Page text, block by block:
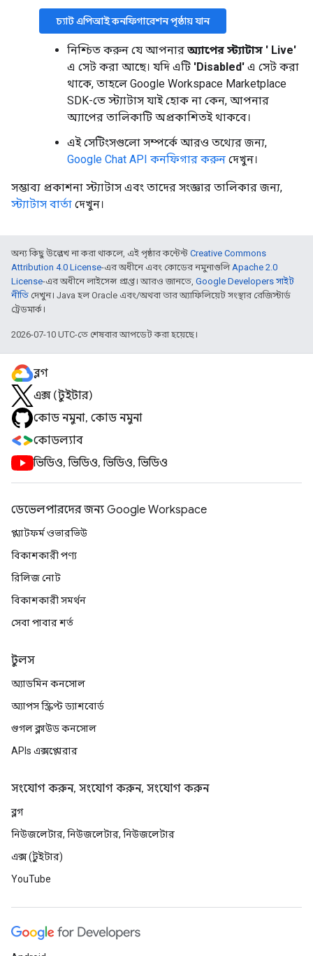
চ্যাট এপিআই কনফিগারেশন পৃষ্ঠায় যান
নিশ্চিত করুন যে আপনার অ্যাপের স্ট্যাটাস ' Live'
এ সেট করা আছে। যদি এটি 'Disabled' এ সেট করা
থাকে, তাহলে Google Workspace Marketplace
SDK-তে স্ট্যাটাস যাই হোক না কেন, আপনার
অ্যাপের তালিকাটি অপ্রকাশিতই থাকবে।
এই সেটিংসগুলো সম্পর্কে আরও তথ্যের জন্য,
Google Chat API কনফিগার করুন দেখুন।
সম্ভাব্য প্রকাশনা স্ট্যাটাস এবং তাদের সংজ্ঞার তালিকার জন্য,
স্ট্যাটাস বার্তা দেখুন।
অন্য কিছু উল্লেখ না করা থাকলে, এই পৃষ্ঠার কন্টেন্ট Creative Commons
Attribution 4.0 License-এর অধীনে এবং কোডের নমুনাগুলিApache 2.0
License-এর অধীনে লাইসেন্স প্রাপ্ত। আরও জানতে, Google Developers সাইট
নীতি দেখুন। Java হল Oracle এবং/অথবা তার অ্যাফিলিয়েট সংস্থার রেজিস্টার্ড
ট্রেডমার্ক।
2026-07-10 UTC-তে শেষবার আপডেট করা হয়েছে।
ব্লগ
এক্স (টুইটার)
কোড নমুনা, কোড নমুনা
কোডল্যাব
ভিডিও, ভিডিও, ভিডিও, ভিডিও
ডেভেলপারদের জন্য Google Workspace
প্ল্যাটফর্ম ওভারভিউ
বিকাশকারী পণ্য
রিলিজ নোট
বিকাশকারী সমর্থন
সেবা পাবার শর্ত
টুলস
অ্যাডমিন কনসোল
অ্যাপস স্ক্রিপ্ট ড্যাশবোর্ড
গুগল ক্লাউড কনসোল
APIs এক্সপ্লোরার
সংযোগ করুন, সংযোগ করুন, সংযোগ করুন
ব্লগ
নিউজলেটার, নিউজলেটার, নিউজলেটার
এক্স (টুইটার)
YouTube